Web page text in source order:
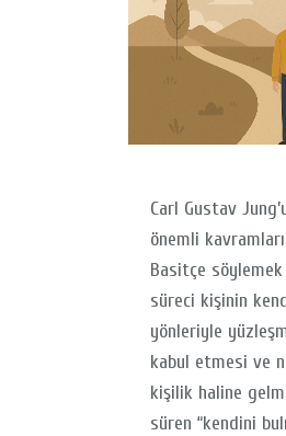
Carl Gustav
önemli
Basitçe
süreci kişinin
yönleriyle
kabul etmesi ve
kişilik haline
süren “kendini